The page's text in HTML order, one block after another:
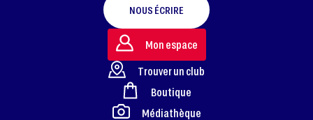
FOOTER
NOUS ÉCRIRE
Mon espace
Trouver un club
Boutique
Médiathèque